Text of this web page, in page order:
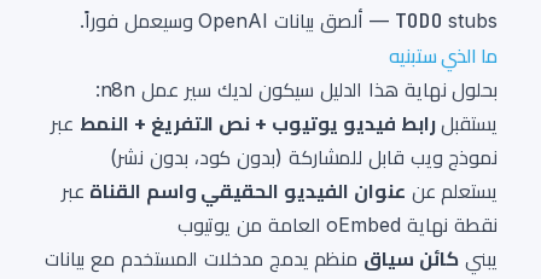
TODO stubs — ألصق بيانات OpenAI وسيعمل فوراً.
ما الذي ستبنيه
بحلول نهاية هذا الدليل سيكون لديك سير عمل n8n:
يستقبلرابط فيديو يوتيوب + نص التفريغ + النمط عبر
نموذج ويب قابل للمشاركة (بدون كود، بدون نشر)
يستعلم عن عنوان الفيديو الحقيقي واسم القناة عبر
نقطة نهاية oEmbed العامة من يوتيوب
يبني كائن سياق منظم يدمج مدخلات المستخدم مع بيانات